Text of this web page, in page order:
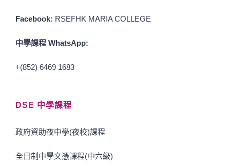
Facebook: RSEFHK MARIA COLLEGE
中學課程 WhatsApp:
+(852) 6469 1683
DSE 中學課程
政府資助夜中學(夜校)課程
全日制中學文憑課程(中六級)